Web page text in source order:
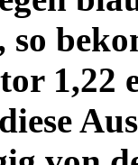
so
1,22